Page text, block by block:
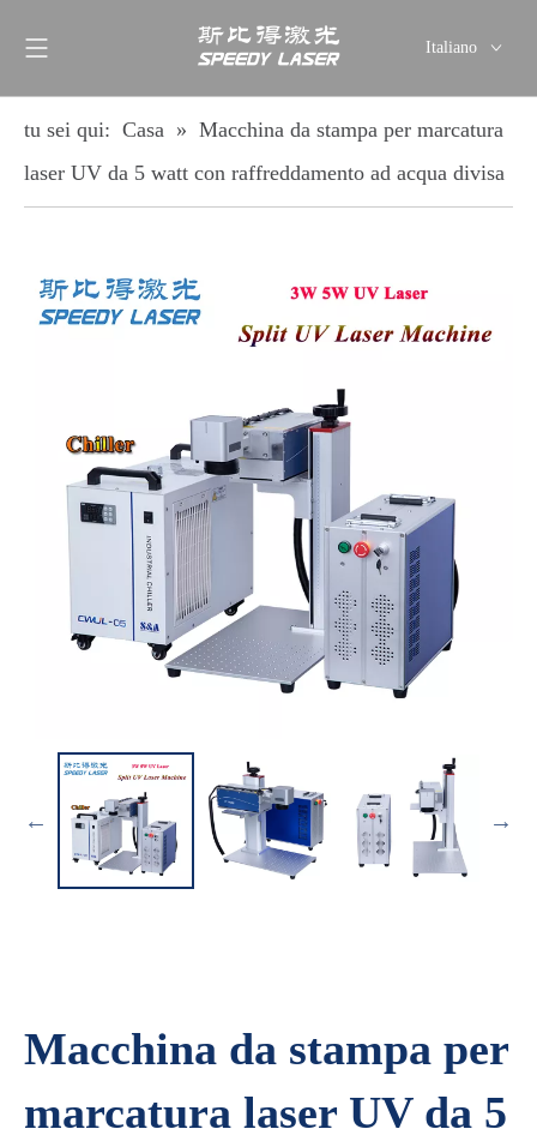
Italiano
ไทย
tu sei qui: Casa » Macchina da stampa per marcatura
laser UV da 5 watt con raffreddamento ad acqua divisa
Macchina da stampa per
marcatura laser UV da 5